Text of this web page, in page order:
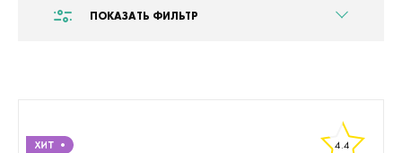
ПОКАЗАТЬ ФИЛЬТР
4.4